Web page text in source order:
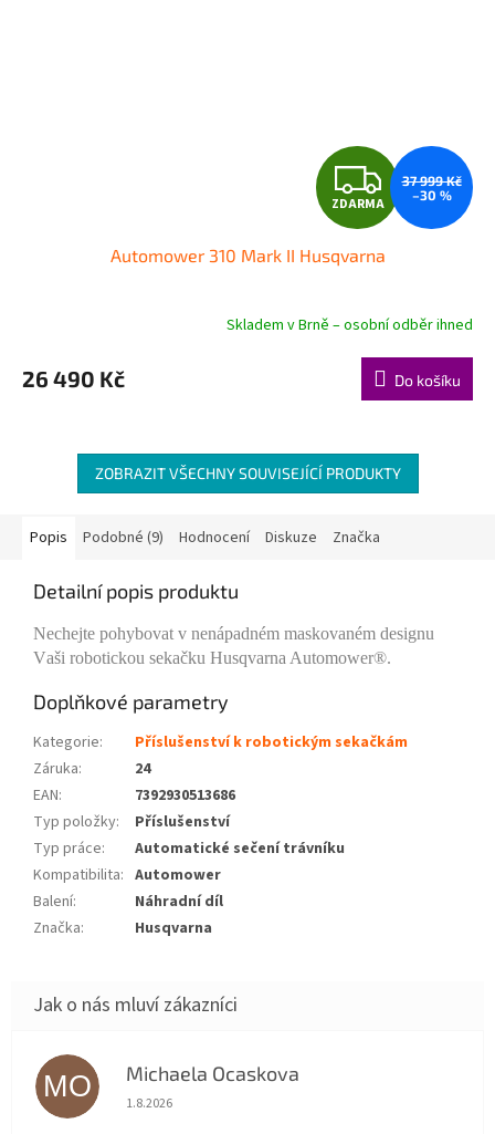
Z
D
A
R
M
A
ZDARMA
37 999 Kč
–30 %
Automower 310 Mark II Husqvarna
Skladem v Brně – osobní odběr ihned
26 490 Kč Do košíku
ZOBRAZIT VŠECHNY SOUVISEJÍCÍ PRODUKTY
Popis Podobné (9) Hodnocení Diskuze Značka
Detailní popis produktu
Nechejte pohybovat v nenápadném maskovaném designu
Vaši robotickou sekačku Husqvarna Automower®.
Doplňkové parametry
Kategorie:
Příslušenství k robotickým sekačkám
Záruka:
24
EAN:
7392930513686
Typ položky:
Příslušenství
Typ práce:
Automatické sečení trávníku
Kompatibilita: Automower
Balení:
Náhradní díl
Značka: Husqvarna
MO Michaela Ocaskova
Hodnocení obchodu je 5 z 5 hvězdiček.
1.8.2026